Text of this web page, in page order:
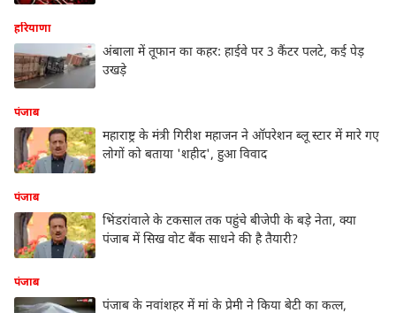
हरियाणा
अंबाला में तूफान का कहर: हाईवे पर 3 कैंटर पलटे, कई पेड़
उखड़े
पंजाब
महाराष्ट्र के मंत्री गिरीश महाजन ने ऑपरेशन ब्लू स्टार में मारे गए
लोगों को बताया 'शहीद', हुआ विवाद
पंजाब
भिंडरांवाले के टकसाल तक पहुंचे बीजेपी के बड़े नेता, क्या
पंजाब में सिख वोट बैंक साधने की है तैयारी?
पंजाब
पंजाब के नवांशहर में मां के प्रेमी ने किया बेटी का कत्ल,